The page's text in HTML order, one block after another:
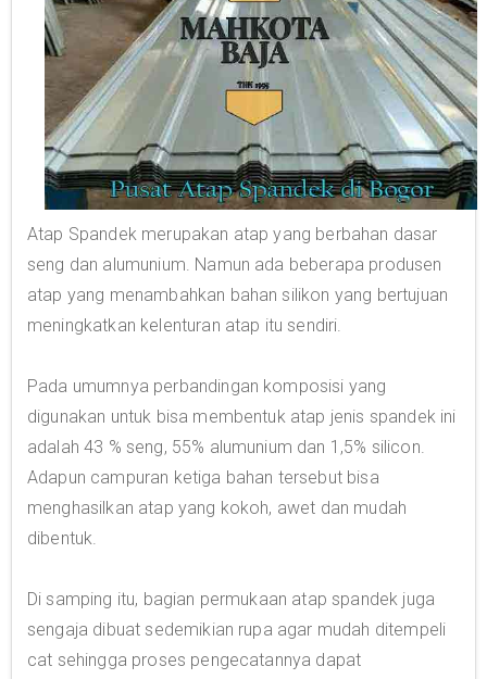
Atap Spandek merupakan atap yang berbahan dasar
seng dan alumunium. Namun ada beberapa produsen
atap yang menambahkan bahan silikon yang bertujuan
meningkatkan kelenturan atap itu sendiri.
Pada umumnya perbandingan komposisi yang
digunakan untuk bisa membentuk atap jenis spandek ini
adalah 43 % seng, 55% alumunium dan 1,5% silicon.
Adapun campuran ketiga bahan tersebut bisa
menghasilkan atap yang kokoh, awet dan mudah
dibentuk.
Di samping itu, bagian permukaan atap spandek juga
sengaja dibuat sedemikian rupa agar mudah ditempeli
cat sehingga proses pengecatannya dapat